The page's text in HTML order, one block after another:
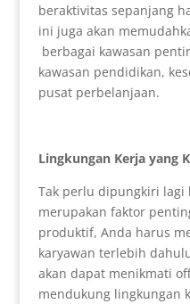
beraktivitas sepanjang
ini juga akan
berbagai kawasan
kawasan pendidikan,
pusat perbelanjaan.
Lingkungan Kerja yang
Tak perlu dipungkiri lagi
merupakan faktor
produktif, Anda harus
karyawan terlebih
akan dapat menikmati
mendukung lingkungan